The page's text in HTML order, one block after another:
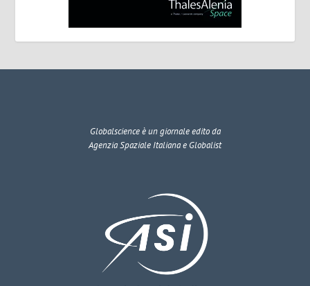
Globalscienceè un giornale edito da
Agenzia Spaziale Italiana e Globalist